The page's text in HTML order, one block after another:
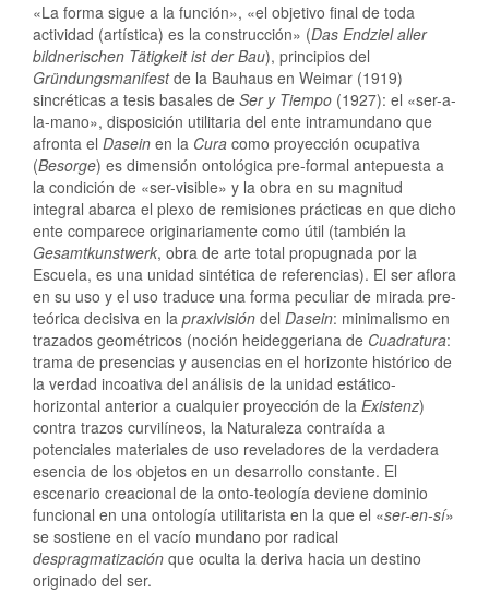
«La forma sigue a la función», «el objetivo final de toda
actividad (artística) es la construcción» (Das Endziel aller
bildnerischen Tätigkeit ist der Bau), principios del
Gründungsmanifestde la Bauhaus en Weimar (1919)
sincréticas a tesis basales de Ser y Tiempo (1927): el «ser-a-
la-mano», disposición utilitaria del ente intramundano que
afronta el Dasein en la Cura como proyección ocupativa
(Besorge) es dimensión ontológica pre-formal antepuesta a
la condición de «ser-visible» y la obra en su magnitud
integral abarca el plexo de remisiones prácticas en que dicho
ente comparece originariamente como útil (también la
Gesamtkunstwerk, obra de arte total propugnada por la
Escuela, es una unidad sintética de referencias). El ser aflora
en su uso y el uso traduce una forma peculiar de mirada pre-
teórica decisiva en la praxivisión del Dasein: minimalismo en
trazados geométricos (noción heideggeriana de Cuadratura:
trama de presencias y ausencias en el horizonte histórico de
la verdad incoativa del análisis de la unidad estático-
horizontal anterior a cualquier proyección de la Existenz)
contra trazos curvilíneos, la Naturaleza contraída a
potenciales materiales de uso reveladores de la verdadera
esencia de los objetos en un desarrollo constante. El
escenario creacional de la onto-teología deviene dominio
funcional en una ontología utilitarista en la que el «ser-en-sí»
se sostiene en el vacío mundano por radical
despragmatización que oculta la deriva hacia un destino
originado del ser.